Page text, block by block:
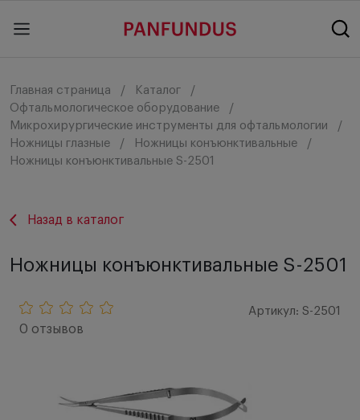
Главная страница
Каталог
Офтальмологическое оборудование
Микрохирургические инструменты для офтальмологии
Ножницы глазные
Ножницы конъюнктивальные
Ножницы конъюнктивальные S-2501
Назад в каталог
Ножницы конъюнктивальные S-2501
0 отзывов
Артикул: S-2501